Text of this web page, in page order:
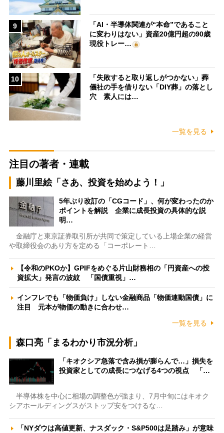
9
「AI・半導体関連が“本命”であること
に変わりはない」資産20億円超の90歳
現役トレー…
10
「失敗すると取り返しがつかない」葬
儀社の手を借りない「DIY葬」の落とし
穴 素人には…
一覧を見る
注目の著者・連載
藤川里絵「さあ、投資を始めよう！」
5年ぶり改訂の「CGコード」、何が変わったのか
ポイントを解説 企業に成長投資の具体的な説
明…
金融庁と東京証券取引所が共同で策定している上場企業の経営
や取締役会のあり方を定める「コーポレート…
【令和のPKOか】GPIFをめぐる片山財務相の「円資産への投
資拡大」発言の波紋 「国債重視」…
インフレでも「物価負け」しない金融商品「物価連動国債」に
注目 元本が物価の動きに合わせ…
一覧を見る
森口亮「まるわかり市況分析」
「キオクシア急落で含み損が膨らんで…」損失を
投資家としての成長につなげる4つの視点 「…
半導体株を中心に相場の調整色が強まり、7月中旬にはキオク
シアホールディングスがストップ安をつけるな…
「NYダウは高値更新、ナスダック・S&P500は足踏み」が意味